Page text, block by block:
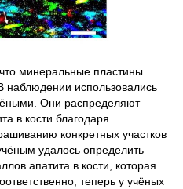
минеральные пластины
использовались
Они распределяют
в кости благодаря
конкретных участков
удалось определить
апатита в кости, которая
теперь у учёных